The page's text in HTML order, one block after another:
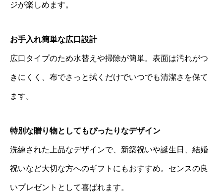
ジが楽しめます。
お手入れ簡単な広口設計
広口タイプのため水替えや掃除が簡単。表面は汚れがつ
きにくく、布でさっと拭くだけでいつでも清潔さを保て
ます。
特別な贈り物としてもぴったりなデザイン
洗練された上品なデザインで、新築祝いや誕生日、結婚
祝いなど大切な方へのギフトにもおすすめ。センスの良
いプレゼントとして喜ばれます。